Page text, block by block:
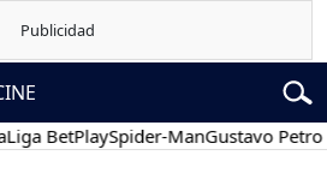
Spider-ManGustavo Petro